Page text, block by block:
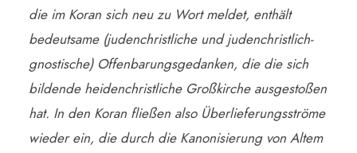
die im Koran sich neu zu Wort meldet, enthält
bedeutsame (judenchristliche und judenchristlich-
gnostische) Offenbarungsgedanken, die die sich
bildende heidenchristliche Großkirche ausgestoßen
hat. In den Koran fließen also Überlieferungsströme
wieder ein, die durch die Kanonisierung von Altem